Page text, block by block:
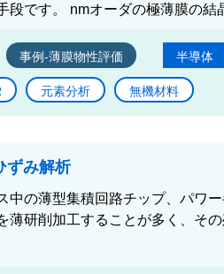
段です。 nmオーダの極薄膜の結
事例-薄膜物性評価 半導体
元素分析 無機材料
ずみ解析
中の薄型集積回路チップ、パワ
薄研削加工することが多く、そ